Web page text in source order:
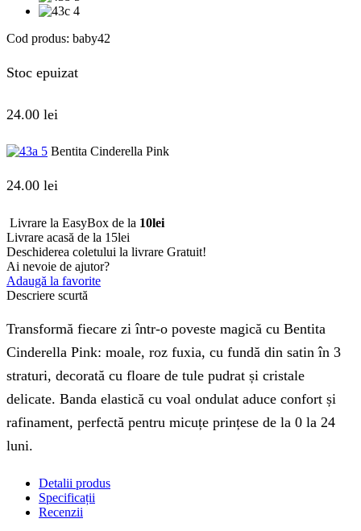
Cod produs: baby42
Stoc epuizat
24.00 lei
Bentita Cinderella Pink
24.00 lei
Livrare la EasyBox de la 10lei
Livrare acasă de la 15lei
Deschiderea coletului la livrare Gratuit!
Ai nevoie de ajutor?
Adaugă la favorite
Descriere scurtă
Transformă fiecare zi într-o poveste magică cu Bentita
Cinderella Pink: moale, roz fuxia, cu fundă din satin în 3
straturi, decorată cu floare de tule pudrat și cristale
delicate. Banda elastică cu voal ondulat aduce confort și
rafinament, perfectă pentru micuțe prințese de la 0 la 24
luni.
Detalii produs
Specificații
Recenzii